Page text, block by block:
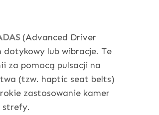
(Advanced Driver
lub wibracje. Te
za pomocą pulsacji na
(tzw. haptic seat belts)
zastosowanie kamer
strefy.